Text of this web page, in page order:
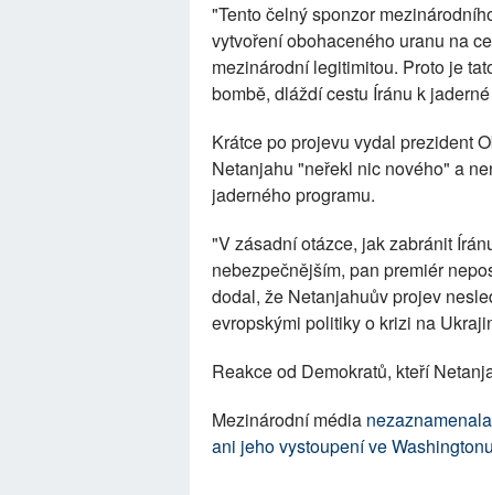
"Tento čelný sponzor
vytvoření obohaceného uranu na
mezinárodní legitimitou. Proto je
bombě, dláždí cestu Íránu k
Krátce po projevu vydal prezident
Netanjahu "neřekl nic nového" a
jaderného programu.
"V zásadní otázce, jak zabránit
nebezpečnějším, pan premiér
dodal, že Netanjahuův projev
evropskými politiky o krizi na
Reakce od Demokratů, kteří
Mezinárodní média
ani jeho vystoupení ve